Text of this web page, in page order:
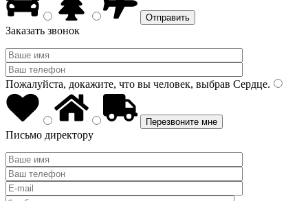
Заказать звонок
Пожалуйста, докажите, что вы человек, выбрав Сердце.
Письмо директору